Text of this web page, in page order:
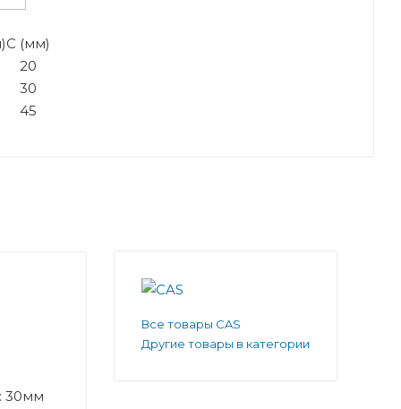
C (мм)
20
30
45
30мм
Все товары CAS
Другие товары в категории